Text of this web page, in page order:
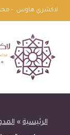
التجاوز
إلى
المحتوى
لاكشري هاوس -
الرئيسية»